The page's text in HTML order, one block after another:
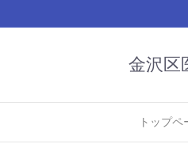
金沢区
トップペ